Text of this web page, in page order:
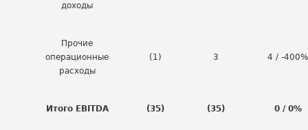
доходы
Прочие
операционные
расходы
(1) 3 4 / -400%
Итого EBITDA (35) (35) 0 / 0%